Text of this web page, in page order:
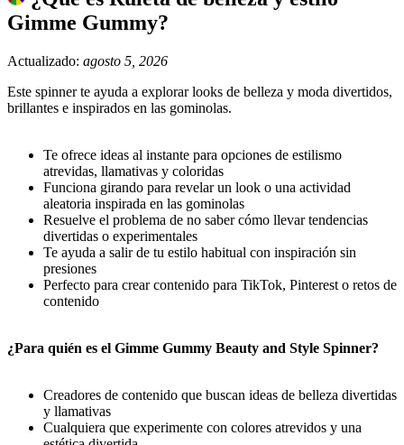
Gimme Gummy?
Actualizado: agosto 5, 2026
Este spinner te ayuda a explorar looks de belleza y moda divertidos,
brillantes e inspirados en las gominolas.
Te ofrece ideas al instante para opciones de estilismo
atrevidas, llamativas y coloridas
Funciona girando para revelar un look o una actividad
aleatoria inspirada en las gominolas
Resuelve el problema de no saber cómo llevar tendencias
divertidas o experimentales
Te ayuda a salir de tu estilo habitual con inspiración sin
presiones
Perfecto para crear contenido para TikTok, Pinterest o retos de
contenido
¿Para quién es el Gimme Gummy Beauty and Style Spinner?
Creadores de contenido que buscan ideas de belleza divertidas
y llamativas
Cualquiera que experimente con colores atrevidos y una